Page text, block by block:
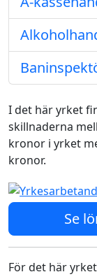
I det här yrket
skillnaderna
kronor i yrket
kronor.
Se
För det här